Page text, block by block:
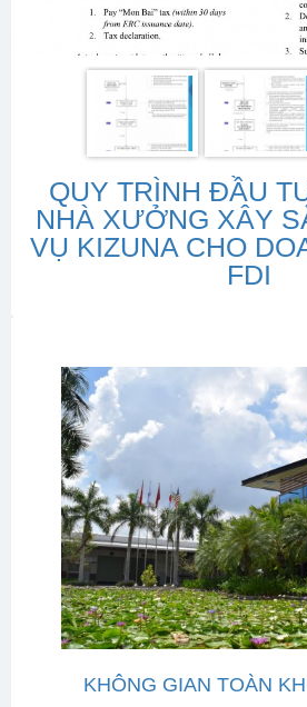
QUY TRÌNH ĐẦU
NHÀ XƯỞNG XÂY
VỤ KIZUNA CHO
FDI
KHÔNG GIAN TOÀN